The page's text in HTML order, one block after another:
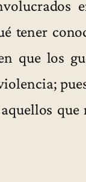
tener
que los